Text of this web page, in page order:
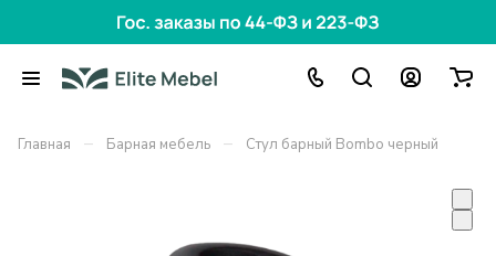
Главная – Барная мебель – Стул барный Bombo черный